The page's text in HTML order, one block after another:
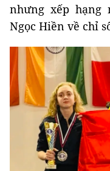
nhưng xếp hạng
Ngọc Hiền về chỉ